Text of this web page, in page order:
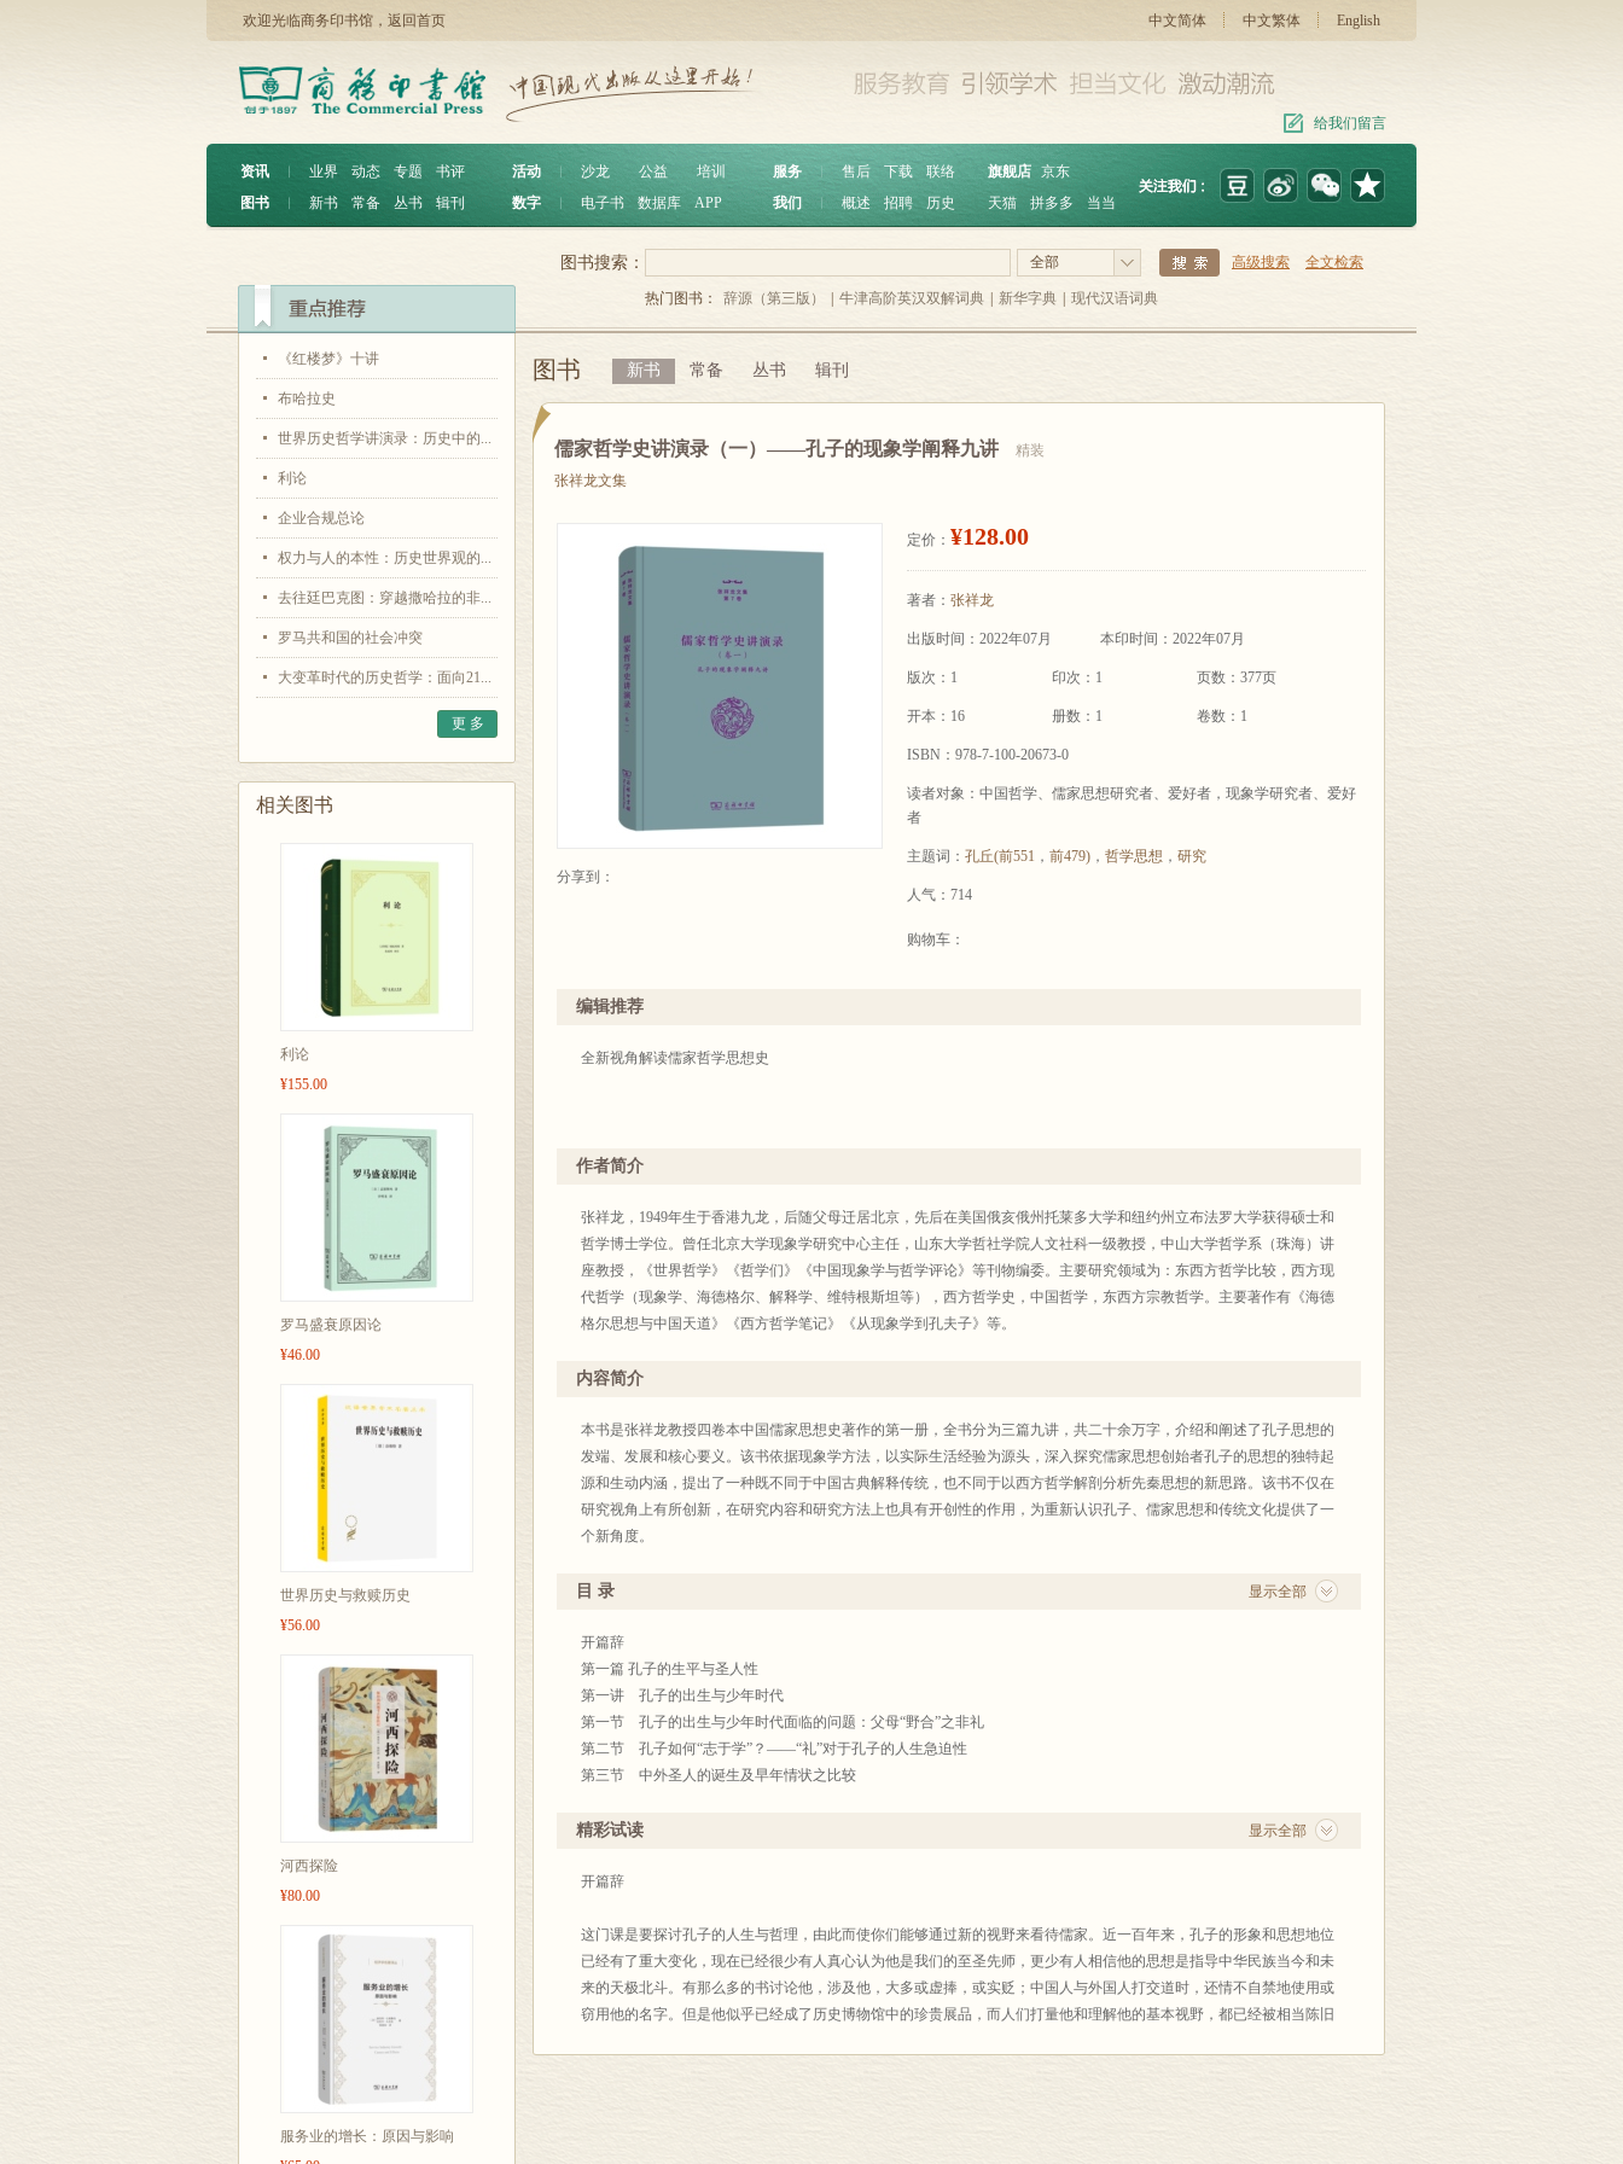
欢迎光临商务印书馆， 返回首页 中文简体 中文繁体 English
给我们留言
资讯 ︱ 业界 动态 专题
书评
图书
︱ 新书 常备 丛书 辑刊
活动 沙龙 公益
培训
数字
电子书 数据库 APP
服务 ︱ 售后 下载
联络
我们
概述 招聘 历史
旗舰店 京东
天猫
拼多多 当当
《红楼梦》十讲
布哈拉史
世界历史哲学讲演录：历史中的...
利论
企业合规总论
权力与人的本性：历史世界观的...
去往廷巴克图：穿越撒哈拉的非...
罗马共和国的社会冲突
大变革时代的历史哲学：面向21...
更 多
相关图书
利论
¥155.00
罗马盛衰原因论
¥46.00
世界历史与救赎历史
¥56.00
河西探险
¥80.00
服务业的增长：原因与影响
全部 高级搜索 全文检索
图书搜索：
热门图书： 辞源（第三版） 牛津高阶英汉双解词典 新华字典 现代汉语词典
图书 新书 常备 丛书 辑刊
儒家哲学史讲演录（一）——孔子的现象学阐释九讲
精装
张祥龙文集
分享到：
定价： ¥128.00
著者： 张祥龙
出版时间：2022年07月 本印时间：2022年07月
版次：1 印次：1 页数：377页
开本：16 册数：1 卷数：1
ISBN：978-7-100-20673-0
读者对象：中国哲学、儒家思想研究者、爱好者，现象学研究者、爱好
者
主题词： 孔丘(前551 ， 前479) ， 哲学思想 ， 研究
人气：714
购物车：
编辑推荐
全新视角解读儒家哲学思想史
作者简介
张祥龙，1949年生于香港九龙，后随父母迁居北京，先后在美国俄亥俄州托莱多大学和纽约州立布法罗大学获得硕士和
哲学博士学位。曾任北京大学现象学研究中心主任，山东大学哲社学院人文社科一级教授，中山大学哲学系（珠海）讲
座教授，《世界哲学》《哲学们》《中国现象学与哲学评论》等刊物编委。主要研究领域为：东西方哲学比较，西方现
代哲学（现象学、海德格尔、解释学、维特根斯坦等），西方哲学史，中国哲学，东西方宗教哲学。主要著作有《海德
格尔思想与中国天道》《西方哲学笔记》《从现象学到孔夫子》等。
内容简介
本书是张祥龙教授四卷本中国儒家思想史著作的第一册，全书分为三篇九讲，共二十余万字，介绍和阐述了孔子思想的
发端、发展和核心要义。该书依据现象学方法，以实际生活经验为源头，深入探究儒家思想创始者孔子的思想的独特起
源和生动内涵，提出了一种既不同于中国古典解释传统，也不同于以西方哲学解剖分析先秦思想的新思路。该书不仅在
研究视角上有所创新，在研究内容和研究方法上也具有开创性的作用，为重新认识孔子、儒家思想和传统文化提供了一
个新角度。
显示全部
目 录
开篇辞
第一篇 孔子的生平与圣人性
第一讲 孔子的出生与少年时代
第一节 孔子的出生与少年时代面临的问题：父母“野合”之非礼
第二节 孔子如何“志于学”？——“礼”对于孔子的人生急迫性
第三节 中外圣人的诞生及早年情状之比较
第一节 “三十而立”的含义
第三节 教学
第五节 闻《韶》大悟
第三讲 孔子的从政与晚年
第一节 孔子“从政”的问题：今古文经学之争
第二节 渴望从政与承担天命
显示全部
精彩试读
开篇辞
这门课是要探讨孔子的人生与哲理，由此而使你们能够通过新的视野来看待儒家。近一百年来，孔子的形象和思想地位
已经有了重大变化，现在已经很少有人真心认为他是我们的至圣先师，更少有人相信他的思想是指导中华民族当今和未
来的天极北斗。有那么多的书讨论他，涉及他，大多或虚捧，或实贬；中国人与外国人打交道时，还情不自禁地使用或
窃用他的名字。但是他似乎已经成了历史博物馆中的珍贵展品，而人们打量他和理解他的基本视野，都已经被相当陈旧